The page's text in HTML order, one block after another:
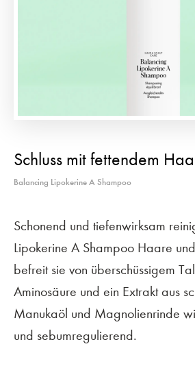
Schluss mit fettendem
Balancing Lipokerine A Shampoo
Schonend und tiefenwirksam
Lipokerine A Shampoo Haare
befreit sie von überschüssigem
Aminosäure und ein Extrakt aus
Manukaöl und Magnolienrinde
und sebumregulierend.